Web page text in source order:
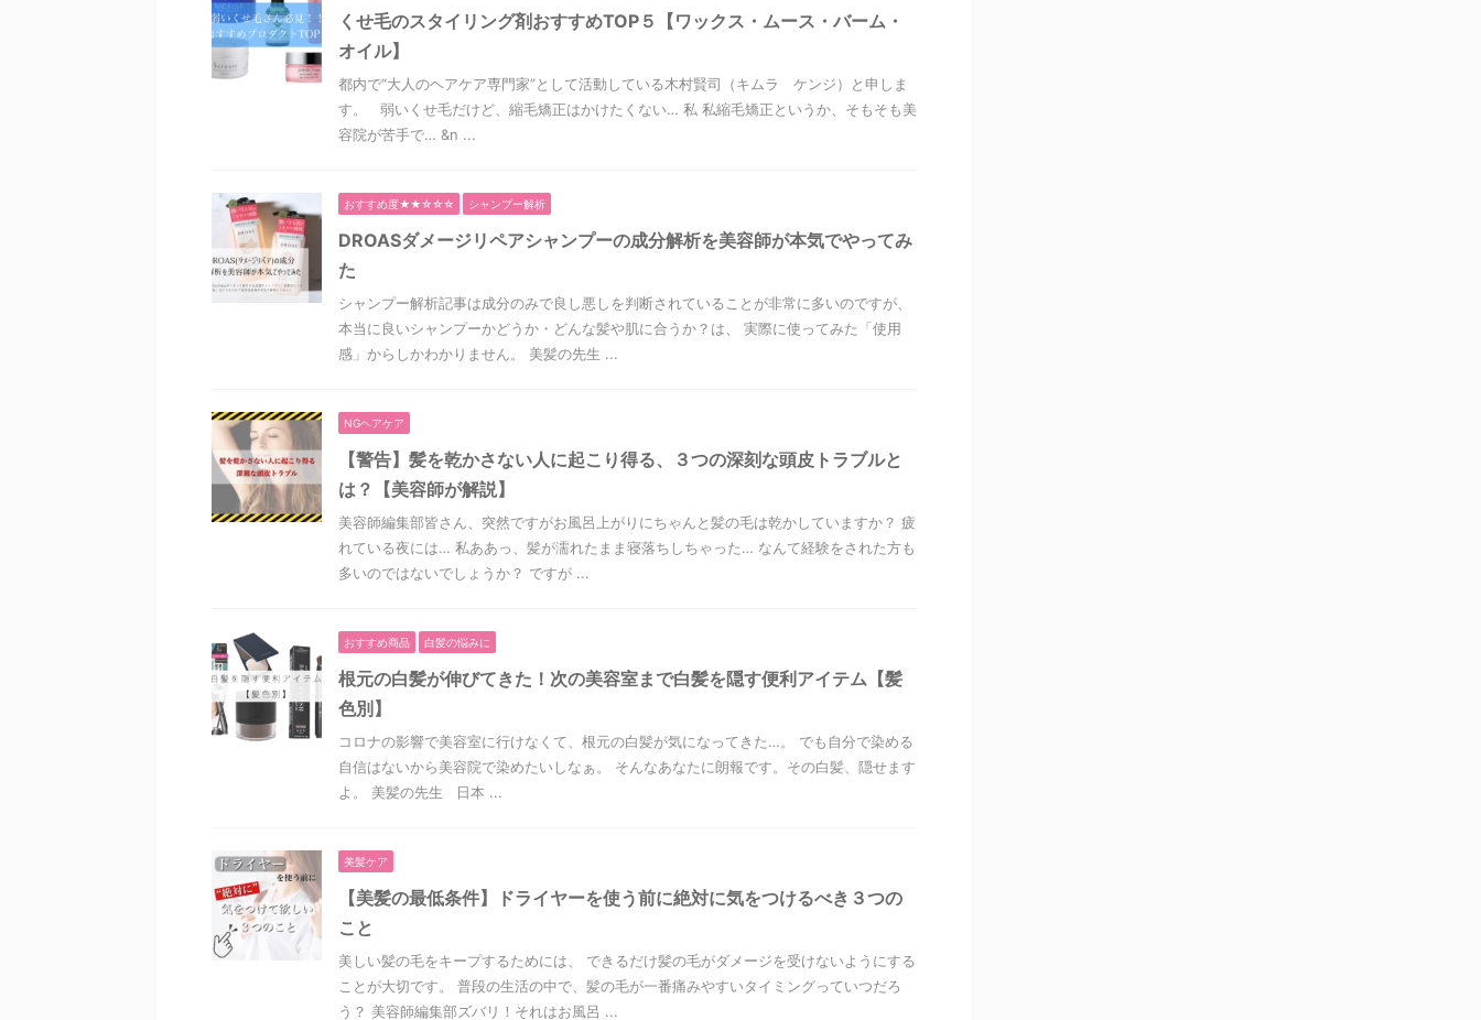
くせ毛のスタイリング剤おすすめTOP５【ワックス・ムース・バーム・
オイル】
都内で“大人のヘアケア専門家”として活動している木村賢司（キムラ ケンジ）と申しま
す。 弱いくせ毛だけど、縮毛矯正はかけたくない… 私 私縮毛矯正というか、そもそも美
容院が苦手で… &n ...
おすすめ度★★☆☆☆ シャンプー解析
DROASダメージリペアシャンプーの成分解析を美容師が本気でやってみ
た
シャンプー解析記事は成分のみで良し悪しを判断されていることが非常に多いのですが、
本当に良いシャンプーかどうか・どんな髪や肌に合うか？は、 実際に使ってみた「使用
感」からしかわかりません。 美髪の先生 ...
NGヘアケア
【警告】髪を乾かさない人に起こり得る、３つの深刻な頭皮トラブルと
は？【美容師が解説】
美容師編集部皆さん、突然ですがお風呂上がりにちゃんと髪の毛は乾かしていますか？ 疲
れている夜には… 私ああっ、髪が濡れたまま寝落ちしちゃった… なんて経験をされた方も
多いのではないでしょうか？ ですが ...
おすすめ商品 白髪の悩みに
根元の白髪が伸びてきた！次の美容室まで白髪を隠す便利アイテム【髪
色別】
コロナの影響で美容室に行けなくて、根元の白髪が気になってきた…。 でも自分で染める
自信はないから美容院で染めたいしなぁ。 そんなあなたに朗報です。その白髪、隠せます
よ。 美髪の先生 日本 ...
美髪ケア
【美髪の最低条件】ドライヤーを使う前に絶対に気をつけるべき３つの
こと
美しい髪の毛をキープするためには、 できるだけ髪の毛がダメージを受けないようにする
ことが大切です。 普段の生活の中で、髪の毛が一番痛みやすいタイミングっていつだろ
う？ 美容師編集部ズバリ！それはお風呂 ...